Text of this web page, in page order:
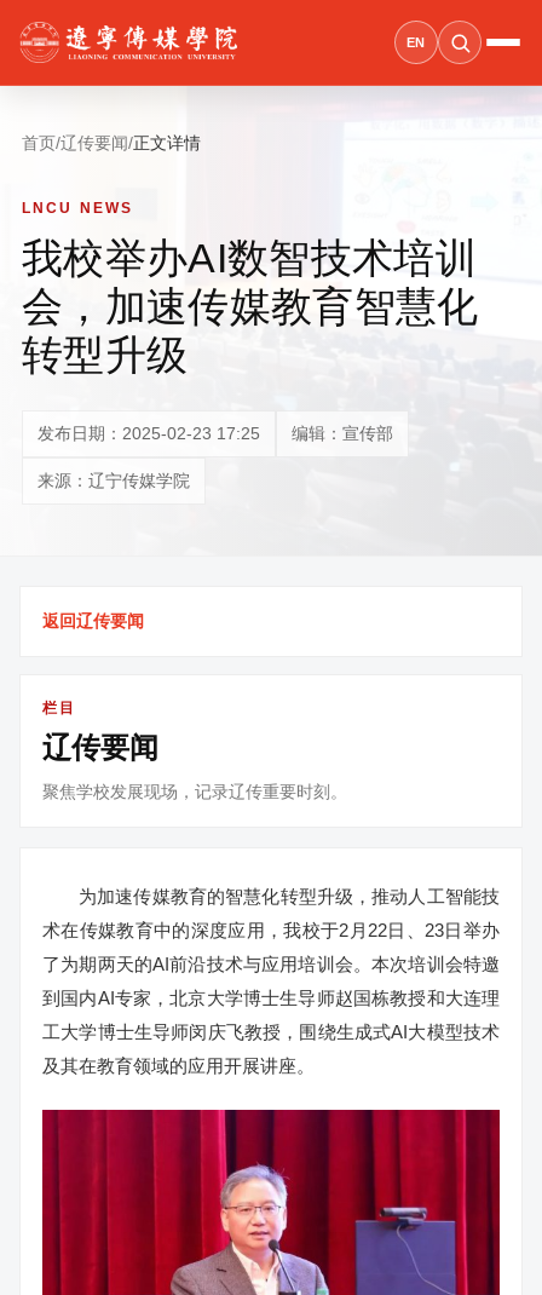
EN
首页/辽传要闻/正文详情
LNCU NEWS
我校举办AI数智技术培训
会，加速传媒教育智慧化
转型升级
发布日期：2025-02-23 17:25 编辑：宣传部
来源：辽宁传媒学院
返回辽传要闻
栏目
辽传要闻
聚焦学校发展现场，记录辽传重要时刻。
为加速传媒教育的智慧化转型升级，推动人工智能技
术在传媒教育中的深度应用，我校于2月22日、23日举办
了为期两天的AI前沿技术与应用培训会。本次培训会特邀
到国内AI专家，北京大学博士生导师赵国栋教授和大连理
工大学博士生导师闵庆飞教授，围绕生成式AI大模型技术
及其在教育领域的应用开展讲座。